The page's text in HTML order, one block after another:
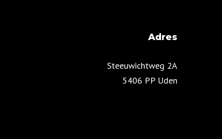
Adres
Steeuwichtweg 2A
5406 PP Uden